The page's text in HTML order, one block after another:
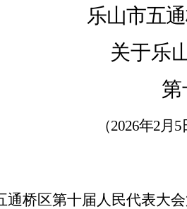
乐山市五
关于乐
（2026年2月
通桥区第十届人民代表大